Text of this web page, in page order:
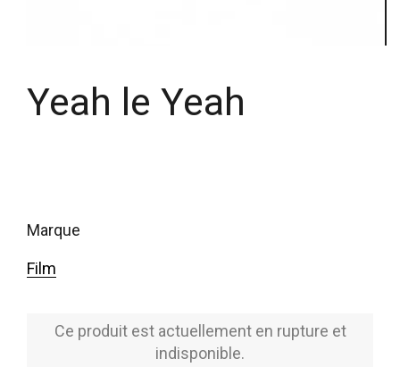
Yeah le Yeah
marque
Film
Ce produit est actuellement en rupture et
indisponible.